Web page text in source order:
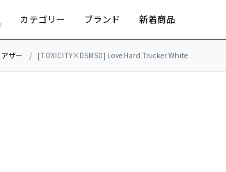
カテゴリー ブランド 新着商品
アザー [TOXICITY×DSMSD] Love Hard Trucker White